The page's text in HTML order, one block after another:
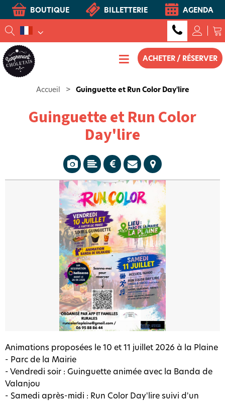
BOUTIQUE BILLETTERIE AGENDA
ACHETER / RÉSERVER
Accueil > Guinguette et Run Color Day'lire
Guinguette et Run Color
Day'lire
Animations proposées le 10 et 11 juillet 2026 à la Plaine
- Parc de la Mairie
- Vendredi soir : Guinguette animée avec la Banda de
Valanjou
- Samedi après-midi : Run Color Day'lire suivi d'un